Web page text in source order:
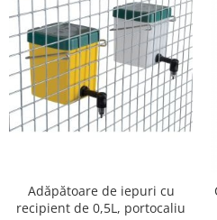
Adăpătoare de iepuri cu
recipient de 0,5L, portocaliu